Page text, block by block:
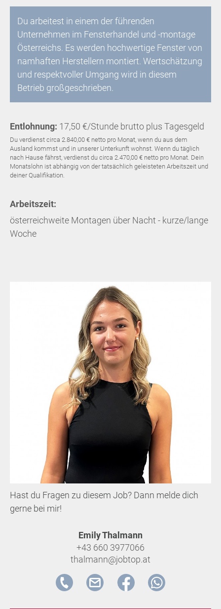
Du arbeitest in einem der führenden
Unternehmen im Fensterhandel und -montage
Österreichs. Es werden hochwertige Fenster von
namhaften Herstellern montiert. Wertschätzung
und respektvoller Umgang wird in diesem
Betrieb großgeschrieben.
Entlohnung: 17,50 €/Stunde brutto plus Tagesgeld
Du verdienst circa 2.840,00 € netto pro Monat, wenn du aus dem
Ausland kommst und in unserer Unterkunft wohnst. Wenn du täglich
nach Hause fährst, verdienst du circa 2.470,00 € netto pro Monat. Dein
Monatslohn ist abhängig von der tatsächlich geleisteten Arbeitszeit und
deiner Qualifikation.
Arbeitszeit:
österreichweite Montagen über Nacht - kurze/lange
Woche
Hast du Fragen zu diesem Job? Dann melde dich
gerne bei mir!
Emily Thalmann
+43 660 3977066
thalmann@jobtop.at